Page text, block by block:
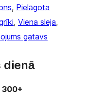
, Pielāgota
, Viena sleja
gatavs
dienā
300+